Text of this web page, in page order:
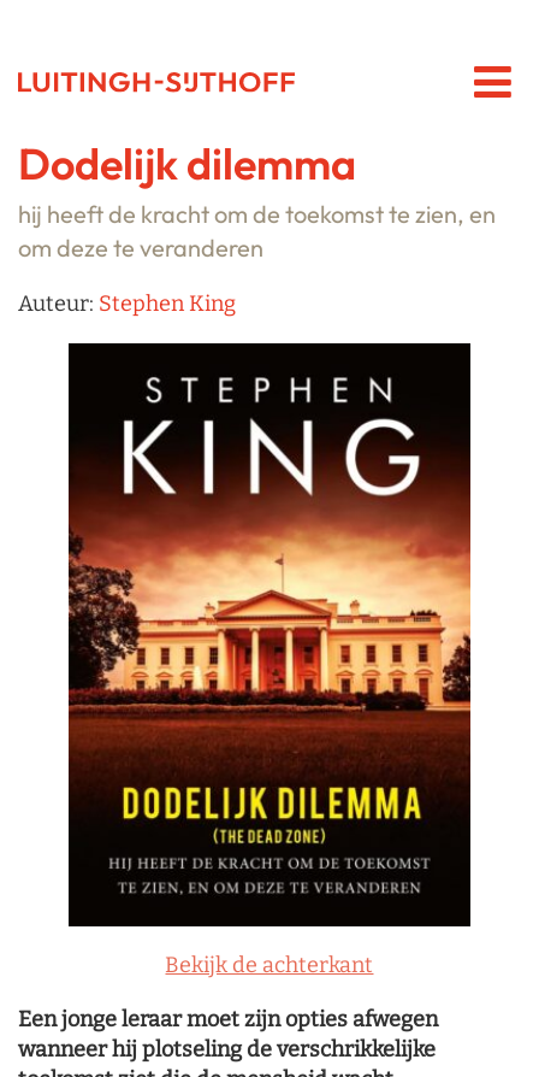
Dodelijk dilemma
hij heeft de kracht om de toekomst te zien, en
om deze te veranderen
Auteur: Stephen King
Bekijk de achterkant
Een jonge leraar moet zijn opties afwegen
wanneer hij plotseling de verschrikkelijke